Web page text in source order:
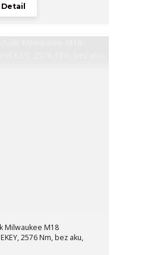
Detail
Milwaukee M18
2576 Nm, bez aku,